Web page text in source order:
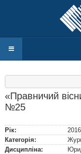
«Правничий
№25
Рік:
2016
Категорія:
Дисципліна: